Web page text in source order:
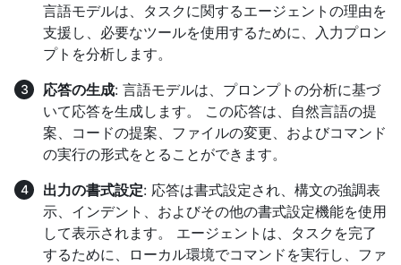
言語モデルは、タスクに関するエージェントの理由を
支援し、必要なツールを使用するために、入力プロン
プトを分析します。
応答の生成: 言語モデルは、プロンプトの分析に基づ
いて応答を生成します。 この応答は、自然言語の提
案、コードの提案、ファイルの変更、およびコマンド
の実行の形式をとることができます。
出力の書式設定: 応答は書式設定され、構文の強調表
示、インデント、およびその他の書式設定機能を使用
して表示されます。 エージェントは、タスクを完了
するために、ローカル環境でコマンドを実行し、ファ